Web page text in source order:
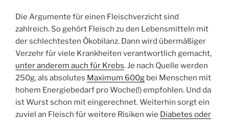
Die Argumente für einen Fleischverzicht sind
zahlreich. So gehört Fleisch zu den Lebensmitteln mit
der schlechtesten Ökobilanz. Dann wird übermäßiger
Verzehr für viele Krankheiten verantwortlich gemacht,
unter anderem auch für Krebs. Je nach Quelle werden
250g, als absolutes Maximum 600g bei Menschen mit
hohem Energiebedarf pro Woche(!) empfohlen. Und da
ist Wurst schon mit eingerechnet. Weiterhin sorgt ein
zuviel an Fleisch für weitere Risiken wie Diabetes oder